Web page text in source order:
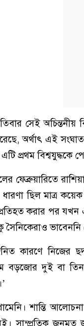
সেই অচিন্তনীয়
অর্থাৎ এই
প্রথম বিশ্বযুদ্ধকে
ফেব্রুয়ারিতে
ছিল মাত্র
করার পর যখন
সৈনিকেরাও
কারণে নিজের
বড়জোর দুই বা
থামেনি। শান্তি
সাম্প্রতিক জনমত